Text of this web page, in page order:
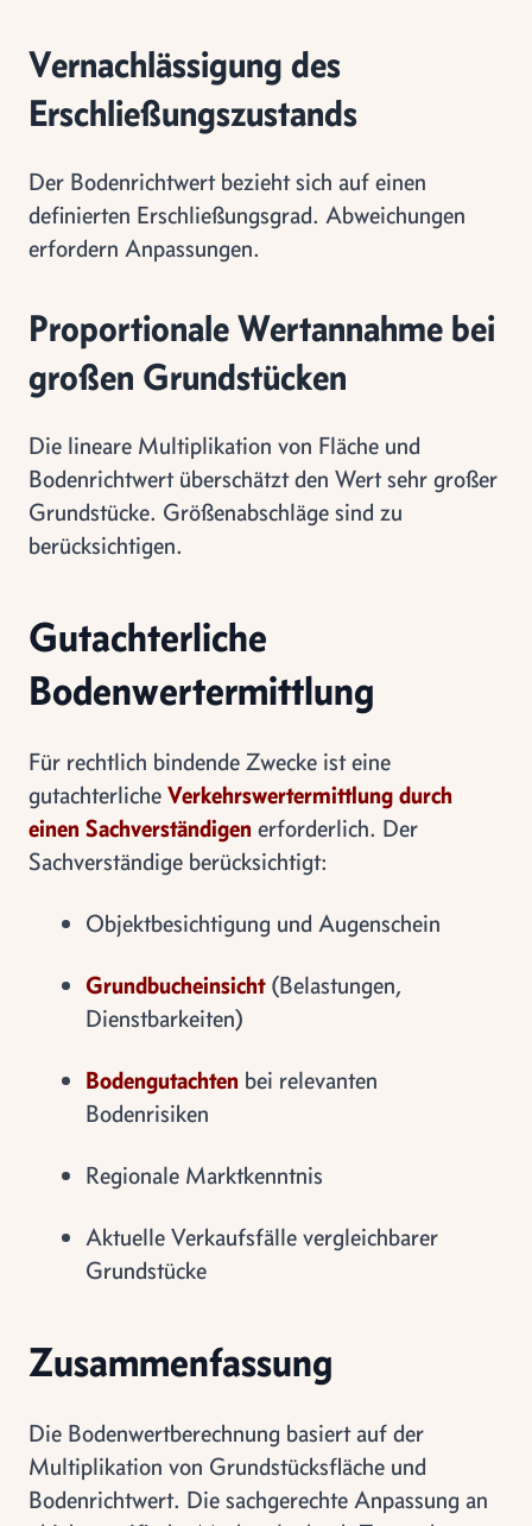
Vernachlässigung des
Erschließungszustands
Der Bodenrichtwert bezieht sich auf einen
definierten Erschließungsgrad. Abweichungen
erfordern Anpassungen.
Proportionale Wertannahme bei
großen Grundstücken
Die lineare Multiplikation von Fläche und
Bodenrichtwert überschätzt den Wert sehr großer
Grundstücke. Größenabschläge sind zu
berücksichtigen.
Gutachterliche
Bodenwertermittlung
Für rechtlich bindende Zwecke ist eine
gutachterliche Verkehrswertermittlung durch
einen Sachverständigen erforderlich. Der
Sachverständige berücksichtigt:
Objektbesichtigung und Augenschein
Grundbucheinsicht(Belastungen,
Dienstbarkeiten)
Bodengutachten bei relevanten
Bodenrisiken
Regionale Marktkenntnis
Aktuelle Verkaufsfälle vergleichbarer
Grundstücke
Zusammenfassung
Die Bodenwertberechnung basiert auf der
Multiplikation von Grundstücksfläche und
Bodenrichtwert. Die sachgerechte Anpassung an